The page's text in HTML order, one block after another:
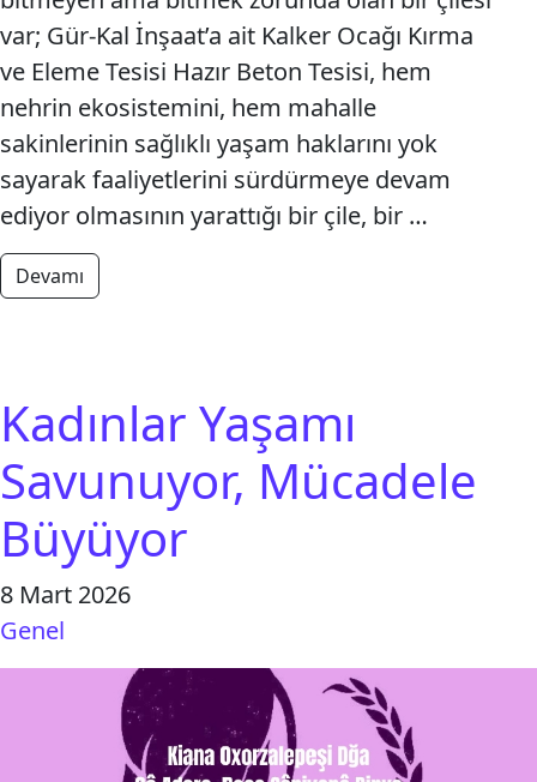
var; Gür-Kal İnşaat’a ait Kalker Ocağı Kırma
ve Eleme Tesisi Hazır Beton Tesisi, hem
nehrin ekosistemini, hem mahalle
sakinlerinin sağlıklı yaşam haklarını yok
sayarak faaliyetlerini sürdürmeye devam
ediyor olmasının yarattığı bir çile, bir …
Devamı
Kadınlar Yaşamı
Savunuyor, Mücadele
Büyüyor
8 Mart 2026
Genel